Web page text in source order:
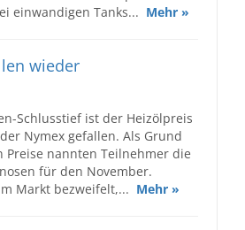
einwandigen Tanks... Mehr »
wieder
Schlusstief ist der Heizölpreis
Nymex gefallen. Als Grund
nannten Teilnehmer die
für den November.
Markt bezweifelt,... Mehr »